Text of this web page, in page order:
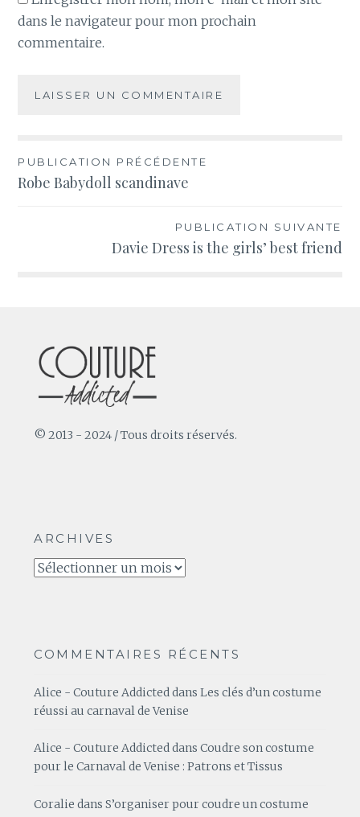
dans le navigateur pour mon prochain
commentaire.
Navigation
de
PUBLICATION PRÉCÉDENTE
Robe Babydoll scandinave
PUBLICATION SUIVANTE
Davie Dress is the girls’ best friend
© 2013 - 2024 / Tous droits réservés.
ARCHIVES
Archives
COMMENTAIRES RÉCENTS
Alice - Couture AddicteddansLes clés d’un costume
réussi au carnaval de Venise
Alice - Couture AddicteddansCoudre son costume
pour le Carnaval de Venise : Patrons et Tissus
Coralie dansS’organiser pour coudre un costume